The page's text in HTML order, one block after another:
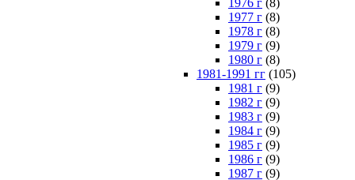
1977 г (8)
1978 г (8)
1979 г (9)
1980 г (8)
1981-1991 гг (105)
1981 г (9)
1982 г (9)
1983 г (9)
1984 г (9)
1985 г (9)
1986 г (9)
1987 г (9)